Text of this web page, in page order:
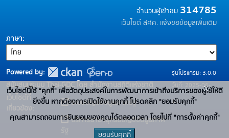
จำนวนผู้เข้าชม 314785
เว็บไซต์ สศค. แจ้งขอข้อมูลเพิ่มเติม
ภาษา
Powered by:
สนับสนุนระบบ Thai-GDC โดย สำนักงานสถิติแห่งชาติ
เว็บไซต์ที่
เกี่ยวข้อง:
ระบบบัญชีข้อมูลภาครัฐ
บริการนามานุกรมบัญชีข้อมูลภาค
รุ่นโปรแกรม: 3.0.0
วันที่: 2025-06-
10
เว็บไซต์นี้ใช้ "คุกกี้" เพื่อวัตถุประสงค์ในการพัฒนาการเข้าถึงบริการของผู้ใช้ให้ดี
ยิ่งขึ้น หากต้องการเปิดใช้งานคุกกี้ โปรดคลิก "ยอมรับคุกกี้"
คุณสามารถถอนการยินยอมของคุณได้ตลอดเวลา โดยไปที่ "การตั้งค่าคุกกี้"
ยอมรับคุกกี้
x